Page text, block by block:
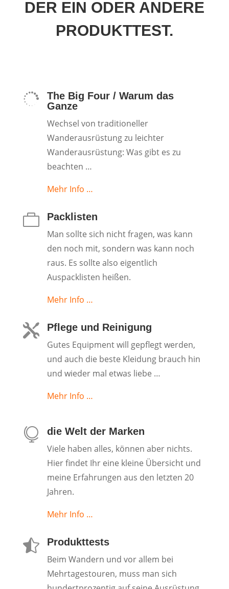
DER EIN ODER ANDERE
PRODUKTTEST.

The Big Four / Warum das
Ganze
Wechsel von traditioneller
Wanderausrüstung zu leichter
Wanderausrüstung: Was gibt es zu
beachten …
Mehr Info …

Packlisten
Man sollte sich nicht fragen, was kann
den noch mit, sondern was kann noch
raus. Es sollte also eigentlich
Auspacklisten heißen.
Mehr Info …

Pflege und Reinigung
Gutes Equipment will gepflegt werden,
und auch die beste Kleidung brauch hin
und wieder mal etwas liebe …
Mehr Info …

die Welt der Marken
Viele haben alles, können aber nichts.
Hier findet Ihr eine kleine Übersicht und
meine Erfahrungen aus den letzten 20
Jahren.
Mehr Info …

Produkttests
Beim Wandern und vor allem bei
Mehrtagestouren, muss man sich